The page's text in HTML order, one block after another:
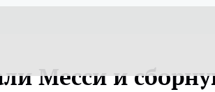
Месси и